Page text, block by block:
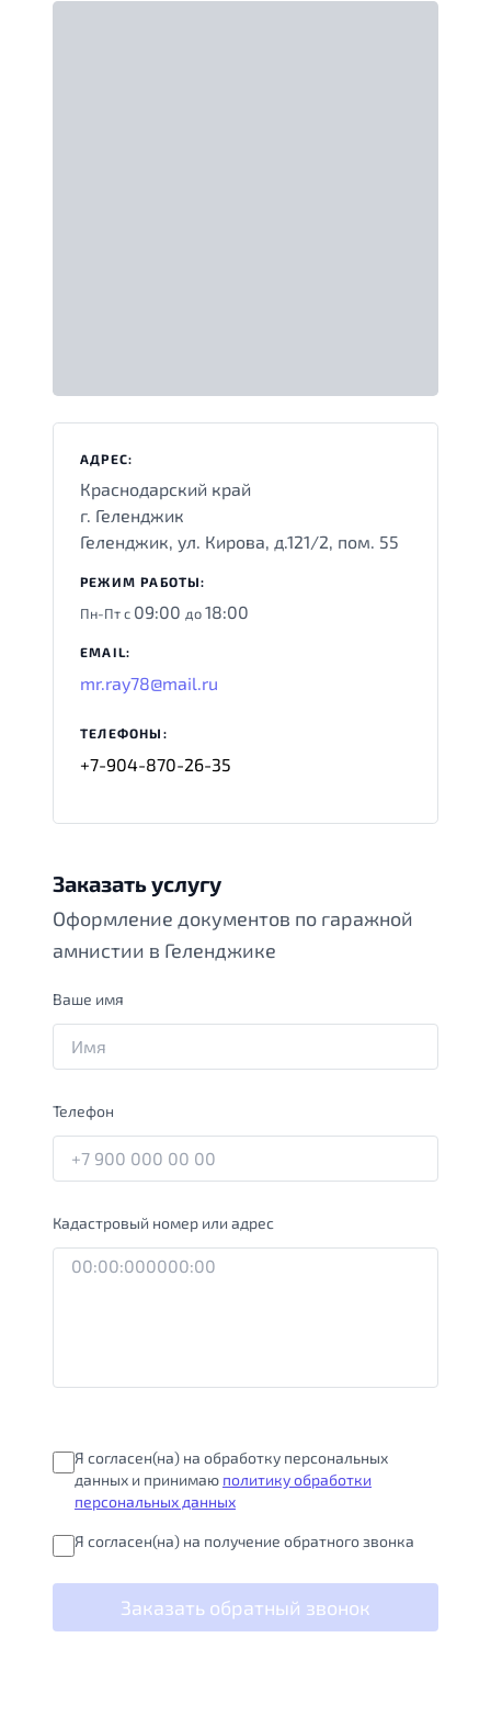
АДРЕС:
Краснодарский край
г. Геленджик
Геленджик, ул. Кирова, д.121/2, пом. 55
РЕЖИМ РАБОТЫ:
Пн-Пт с 09:00 до18:00
EMAIL:
mr.ray78@mail.ru
ТЕЛЕФОНЫ:
+7-904-870-26-35
Заказать услугу
Оформление документов по гаражной
амнистии в Геленджике
Ваше имя
Телефон
Кадастровый номер или адрес
Я согласен(на) на обработку персональных
данных и принимаю политику обработки
персональных данных
Я согласен(на) на получение обратного звонка
Заказать обратный звонок